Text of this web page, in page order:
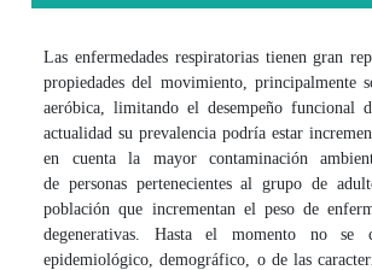
Las enfermedades respiratorias tienen gran
propiedades del movimiento, principalmente
aeróbica, limitando el desempeño funcional
actualidad su prevalencia podría estar
en cuenta la mayor contaminación
de personas pertenecientes al grupo de
población que incrementan el peso de
degenerativas. Hasta el momento no se
epidemiológico, demográfico, o de las